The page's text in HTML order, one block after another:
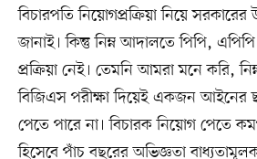
বিচারপতি নিয়োগপ্রক্রিয়া নিয়ে
জানাই। কিন্তু নিম্ন আদালতে পিপি,
প্রক্রিয়া নেই। তেমনি আমরা মনে করি,
বিজিএস পরীক্ষা দিয়েই একজন আইনের
পেতে পারে না। বিচারক নিয়োগ পেতে
হিসেবে পাঁচ বছরের অভিজ্ঞতা